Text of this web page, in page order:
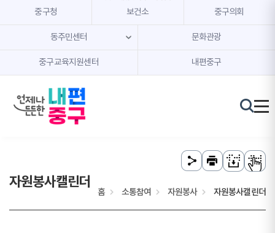
본문 내용 바로가기
주메뉴 바로가기
중구청 보건소 중구의회
동주민센터 문화관광
중구교육지원센터 내편중구
자원봉사캘린더
홈 소통참여 자원봉사 자원봉사캘린더